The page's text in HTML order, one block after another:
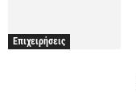
Επιχειρήσεις